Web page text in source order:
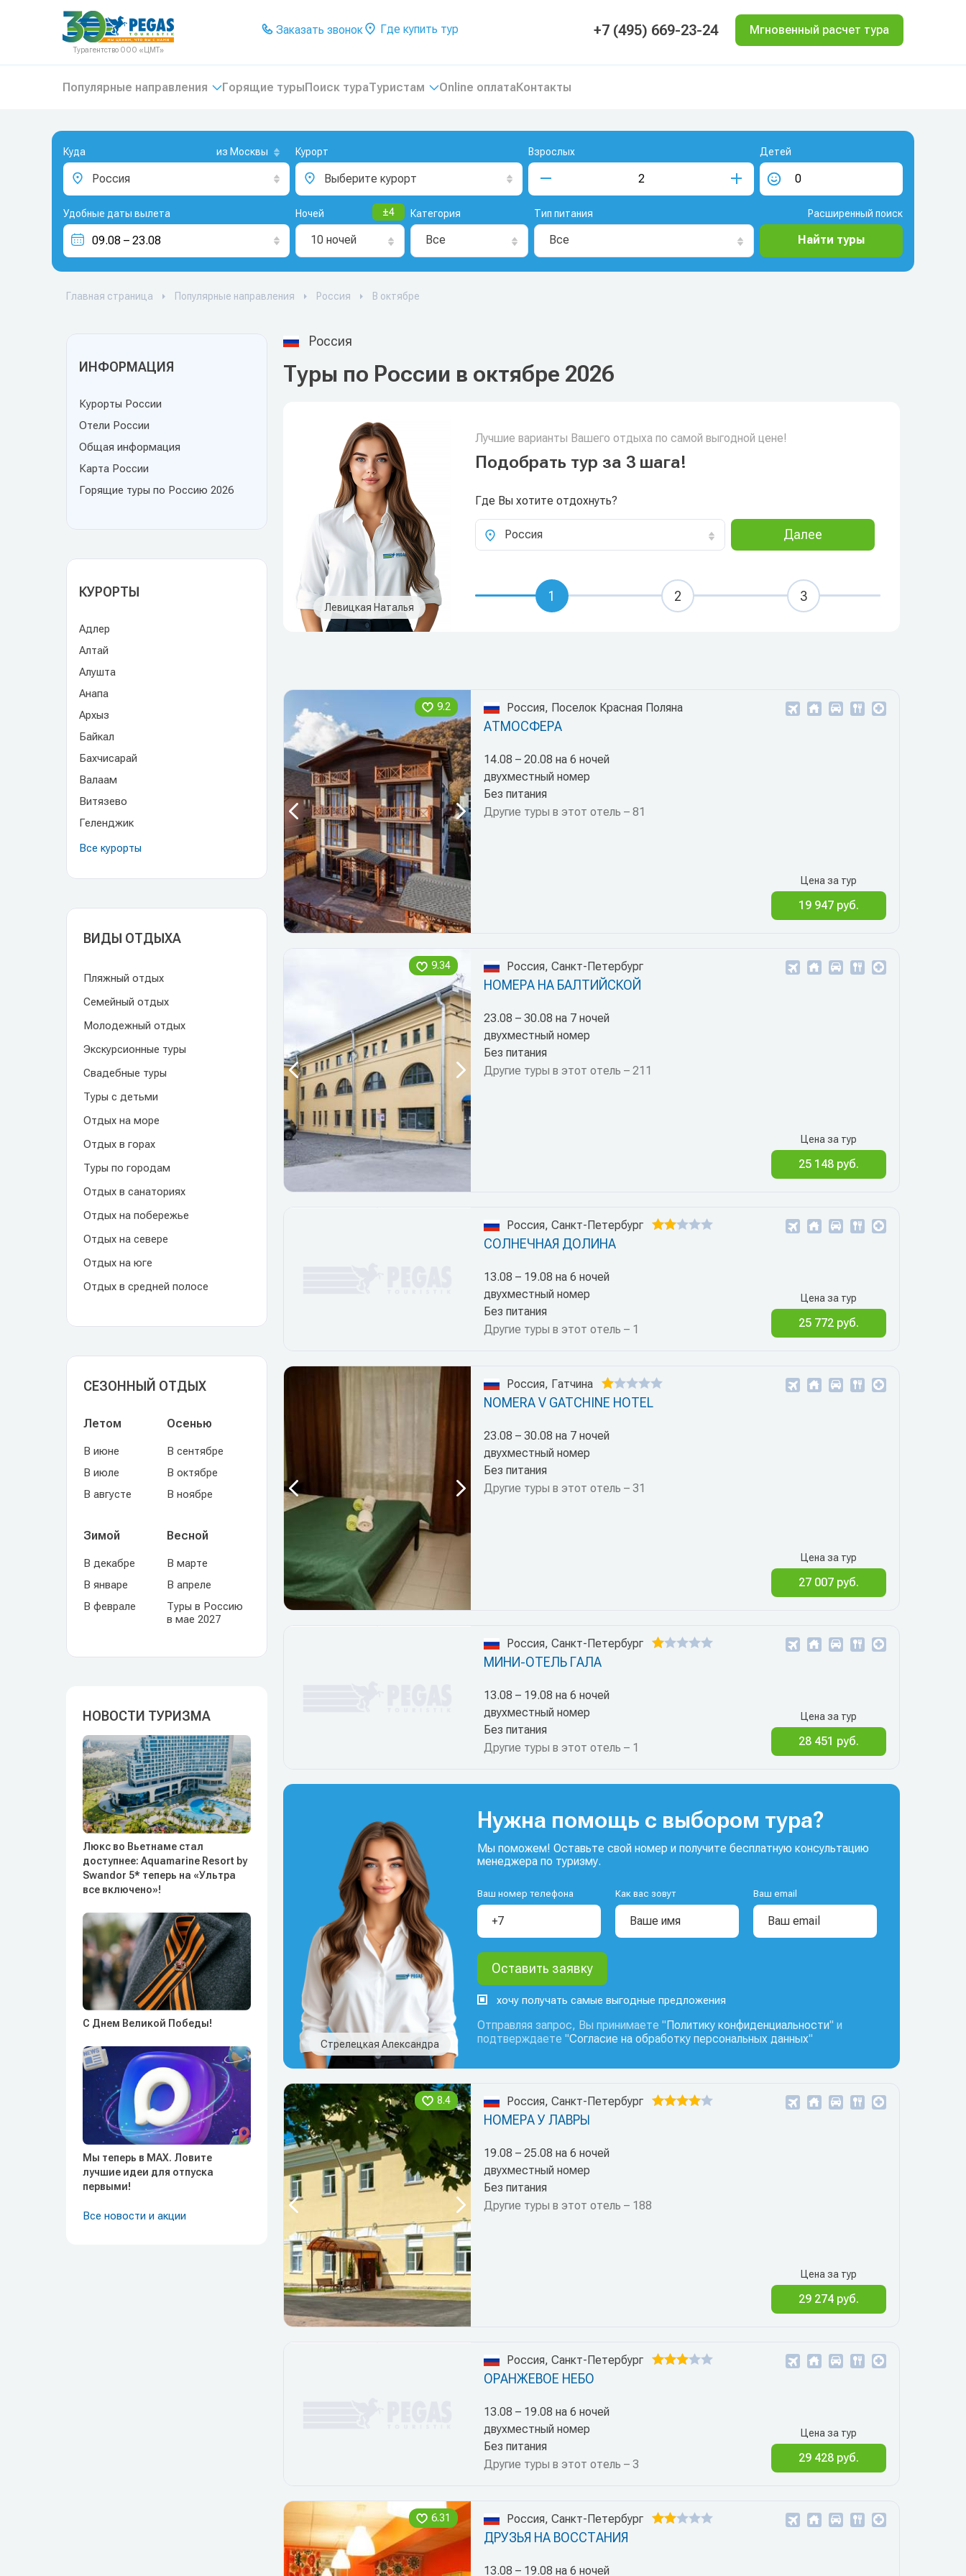
На главную
Турагентство ООО «ЦМТ»
Заказать звонок Где купить тур +7 (495) 669-23-24 Мгновенный расчет тура
Популярные направления Горящие турыПоиск тураТуристам Online оплатаКонтакты
Куда из Москвы
Россия
Курорт
Выберите курорт
Взрослых Детей
Удобные даты вылета Ночей ±4
10 ночей
Категория
Все
Тип питания
Все
Расширенный поиск
Найти туры
Главная страница Популярные направления Россия В октябре
ИНФОРМАЦИЯ
Курорты России
Отели России
Общая информация
Карта России
Горящие туры по Россию 2026
КУРОРТЫ
Адлер
Алтай
Алушта
Анапа
Архыз
Байкал
Бахчисарай
Валаам
Витязево
Геленджик
Все курорты
ВИДЫ ОТДЫХА
Пляжный отдых
Семейный отдых
Молодежный отдых
Экскурсионные туры
Свадебные туры
Туры с детьми
Отдых на море
Отдых в горах
Туры по городам
Отдых в санаториях
Отдых на побережье
Отдых на севере
Отдых на юге
Отдых в средней полосе
СЕЗОННЫЙ ОТДЫХ
Летом
В июне
В июле
В августе
Осенью
В сентябре
В октябре
В ноябре
Зимой
В декабре
В январе
В феврале
Весной
В марте
В апреле
Туры в Россию
в мае 2027
НОВОСТИ ТУРИЗМА
Люкс во Вьетнаме стал
доступнее: Aquamarine Resort by
Swandor 5* теперь на «Ультра
все включено»!
С Днем Великой Победы!
Мы теперь в MAX. Ловите
лучшие идеи для отпуска
первыми!
Все новости и акции
Россия
Туры по России в октябре 2026
Левицкая Наталья
Лучшие варианты Вашего отдыха по самой выгодной цене!
Подобрать тур за 3 шага!
Где Вы хотите отдохнуть?
Россия Далее
1 2 3
9.2 Россия, Поселок Красная Поляна
АТМОСФЕРА
14.08 – 20.08 на 6 ночей
двухместный номер
Без питания
Другие туры в этот отель – 81
Цена за тур
19 947 руб.
9.34 Россия, Санкт-Петербург
НОМЕРА НА БАЛТИЙСКОЙ
23.08 – 30.08 на 7 ночей
двухместный номер
Без питания
Другие туры в этот отель – 211
Цена за тур
25 148 руб.
Россия, Санкт-Петербург
СОЛНЕЧНАЯ ДОЛИНА
13.08 – 19.08 на 6 ночей
двухместный номер
Без питания
Другие туры в этот отель – 1
Цена за тур
25 772 руб.
Россия, Гатчина
NOMERA V GATCHINE HOTEL
23.08 – 30.08 на 7 ночей
двухместный номер
Без питания
Другие туры в этот отель – 31
Цена за тур
27 007 руб.
Россия, Санкт-Петербург
МИНИ-ОТЕЛЬ ГАЛА
13.08 – 19.08 на 6 ночей
двухместный номер
Без питания
Другие туры в этот отель – 1
Цена за тур
28 451 руб.
Стрелецкая Александра
Нужна помощь с выбором тура?
Мы поможем! Оставьте свой номер и получите бесплатную консультацию
менеджера по туризму.
Ваш номер телефона Как вас зовут Ваш email
хочу получать самые выгодные предложения
Отправляя запрос, Вы принимаете "Политику конфиденциальности" и
подтверждаете "Согласие на обработку персональных данных"
8.4 Россия, Санкт-Петербург
НОМЕРА У ЛАВРЫ
19.08 – 25.08 на 6 ночей
двухместный номер
Без питания
Другие туры в этот отель – 188
Цена за тур
29 274 руб.
Россия, Санкт-Петербург
ОРАНЖЕВОЕ НЕБО
13.08 – 19.08 на 6 ночей
двухместный номер
Без питания
Другие туры в этот отель – 3
Цена за тур
29 428 руб.
6.31 Россия, Санкт-Петербург
ДРУЗЬЯ НА ВОССТАНИЯ
13.08 – 19.08 на 6 ночей